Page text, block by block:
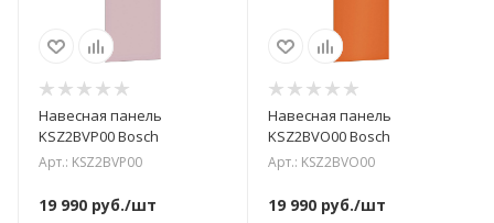
Навесная панель
KSZ2BVP00 Bosch
Арт.: KSZ2BVP00
19 990 руб./шт
Навесная панель
KSZ2BVO00 Bosch
Арт.: KSZ2BVO00
19 990руб./шт